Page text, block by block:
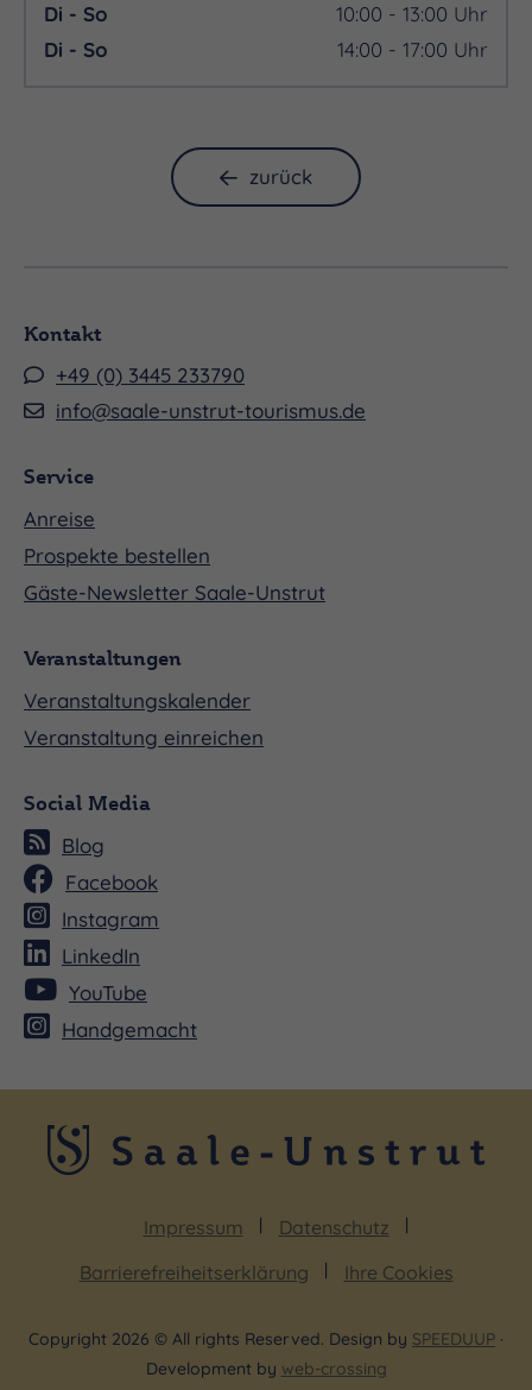
Di - So
10:00 - 13:00 Uhr
Di - So
14:00 - 17:00 Uhr
zurück
Kontakt
+49 (0) 3445 233790
info@saale-unstrut-tourismus.de
Service
Anreise
Prospekte bestellen
Gäste-Newsletter Saale-Unstrut
Veranstaltungen
Veranstaltungskalender
Veranstaltung einreichen
Social Media
Blog
Facebook
Instagram
LinkedIn
YouTube
Handgemacht
Impressum
Datenschutz
Barrierefreiheitserklärung
Ihre Cookies
Copyright 2026 © All rights Reserved. Design by SPEEDUUP ·
Development by web-crossing